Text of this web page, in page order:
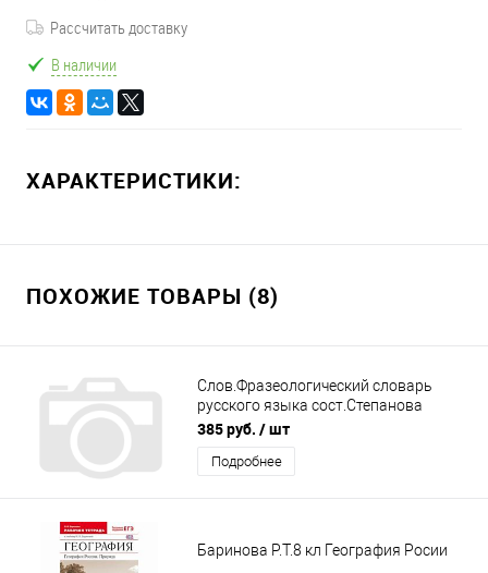
Рассчитать доставку
В наличии
ХАРАКТЕРИСТИКИ:
ПОХОЖИЕ ТОВАРЫ (8)
Слов.Фразеологический словарь
русского языка сост.Степанова
(Виктория)
385 руб. / шт
Подробнее
Баринова Р.Т.8 кл География Росии